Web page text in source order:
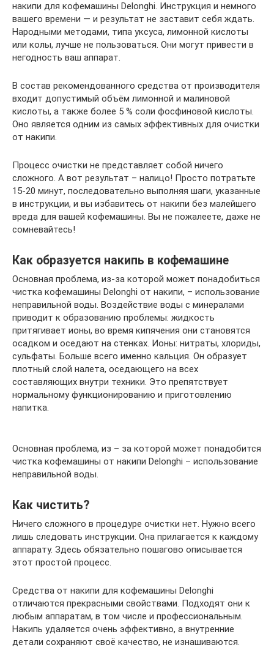
накипи для кофемашины Delonghi. Инструкция и немного
вашего времени — и результат не заставит себя ждать.
Народными методами, типа уксуса, лимонной кислоты
или колы, лучше не пользоваться. Они могут привести в
негодность ваш аппарат.
В состав рекомендованного средства от производителя
входит допустимый объём лимонной и малиновой
кислоты, а также более 5 % соли фосфиновой кислоты.
Оно является одним из самых эффективных для очистки
от накипи.
Процесс очистки не представляет собой ничего
сложного. А вот результат – налицо! Просто потратьте
15-20 минут, последовательно выполняя шаги, указанные
в инструкции, и вы избавитесь от накипи без малейшего
вреда для вашей кофемашины. Вы не пожалеете, даже не
сомневайтесь!
Как образуется накипь в кофемашине
Основная проблема, из-за которой может понадобиться
чистка кофемашины Delonghi от накипи, – использование
неправильной воды. Воздействие воды с минералами
приводит к образованию проблемы: жидкость
притягивает ионы, во время кипячения они становятся
осадком и оседают на стенках. Ионы: нитраты, хлориды,
сульфаты. Больше всего именно кальция. Oн образует
плотный слой налета, оседающего на всех
составляющих внутри техники. Это препятствует
нормальному функционированию и приготовлению
напитка.
Основная проблема, из – за которой может понадобится
чистка кофемашины от накипи Delonghi – использование
неправильной воды.
Как чистить?
Ничего сложного в процедуре очистки нет. Нужно всего
лишь следовать инструкции. Она прилагается к каждому
аппарату. Здесь обязательно пошагово описывается
этот простой процесс.
Средства от накипи для кофемашины Delonghi
отличаются прекрасными свойствами. Подходят они к
любым аппаратам, в том числе и профессиональным.
Накипь удаляется очень эффективно, а внутренние
детали сохраняют своё качество, не изнашиваются.